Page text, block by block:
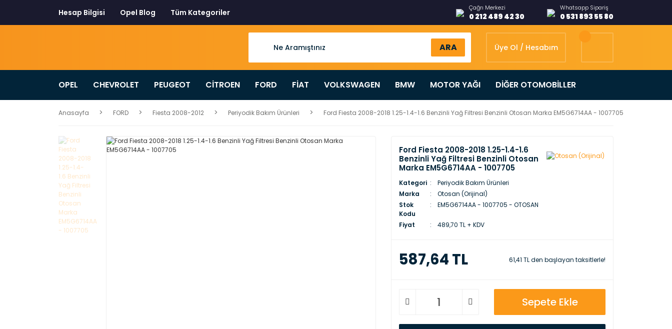
Hesap Bilgisi Opel Blog Tüm Kategoriler Çağrı Merkezi
0 212 489 42 30
Whatsapp Sipariş
0 531 893 55 80
ARA Üye Ol / Hesabım
OPEL CHEVROLET PEUGEOT CİTROEN FORD FİAT VOLKSWAGEN BMW MOTOR YAĞI DİĞER OTOMOBİLLER
Anasayfa FORD Fiesta 2008-2012 Periyodik Bakım Ürünleri Ford Fiesta 2008-2018 1.25-1.4-1.6 Benzinli Yağ Filtresi Benzinli Otosan Marka EM5G6714AA - 1007705
Ford Fiesta 2008-2018 1.25-1.4-1.6
Benzinli Yağ Filtresi Benzinli Otosan
Marka EM5G6714AA - 1007705
Kategori
Periyodik Bakım Ürünleri
Marka
Otosan (Orijinal)
Stok
Kodu
EM5G6714AA - 1007705 - OTOSAN
Fiyat 489,70 TL + KDV
587,64 TL 61,41 TL den başlayan taksitlerle!
Sepete Ekle